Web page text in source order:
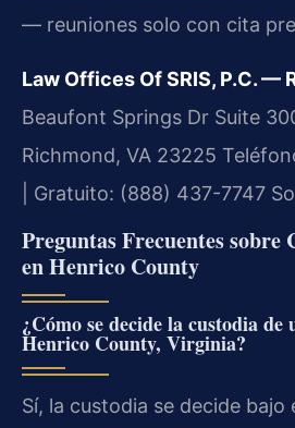
— reuniones solo con cita
Law Offices Of SRIS, P.C. —
Beaufont Springs Dr Suite
Richmond, VA 23225
| Gratuito: (888) 437-7747
Preguntas Frecuentes sobre
en Henrico County
¿Cómo se decide la custodia de
Henrico County, Virginia?
Sí, la custodia se decide bajo